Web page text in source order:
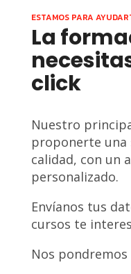
ESTAMOS PARA
La
click
Nuestro
proponerte una
calidad, con un
personalizado.
Envíanos tus
cursos te
Nos